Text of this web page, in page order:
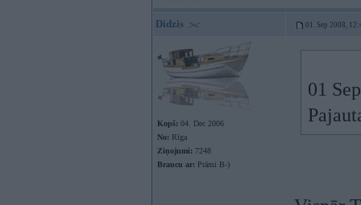
Didzis 01. Sep 2008,
Kopš: 04. Dec 2006
No: Rīga
Ziņojumi: 7248
Braucu ar: Prāmi B-)
01